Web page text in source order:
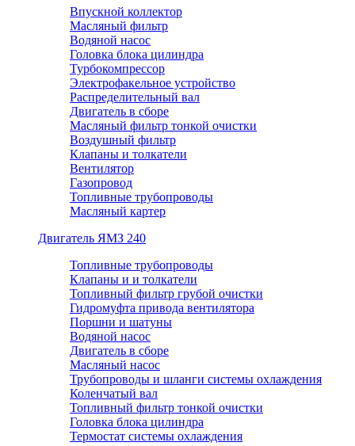
Впускной коллектор
Масляный фильтр
Водяной насос
Головка блока цилиндра
Турбокомпрессор
Электрофакельное устройство
Распределительный вал
Двигатель в сборе
Масляный фильтр тонкой очистки
Воздушный фильтр
Клапаны и толкатели
Вентилятор
Газопровод
Топливные трубопроводы
Масляный картер
Двигатель ЯМЗ 240
Топливные трубопроводы
Клапаны и и толкатели
Топливный фильтр грубой очистки
Гидромуфта привода вентилятора
Поршни и шатуны
Водяной насос
Двигатель в сборе
Масляный насос
Трубопроводы и шланги системы охлаждения
Коленчатый вал
Топливный фильтр тонкой очистки
Головка блока цилиндра
Термостат системы охлаждения